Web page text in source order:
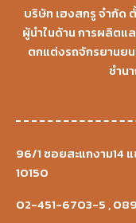
บริษัท เฮงสกรู จำกัด
ผู้นำในด้าน การผลิต
ตกแต่งรถจักรยานย
ชำน
96/1 ซอยสะแกงาม14
10150
02-451-6703-5,